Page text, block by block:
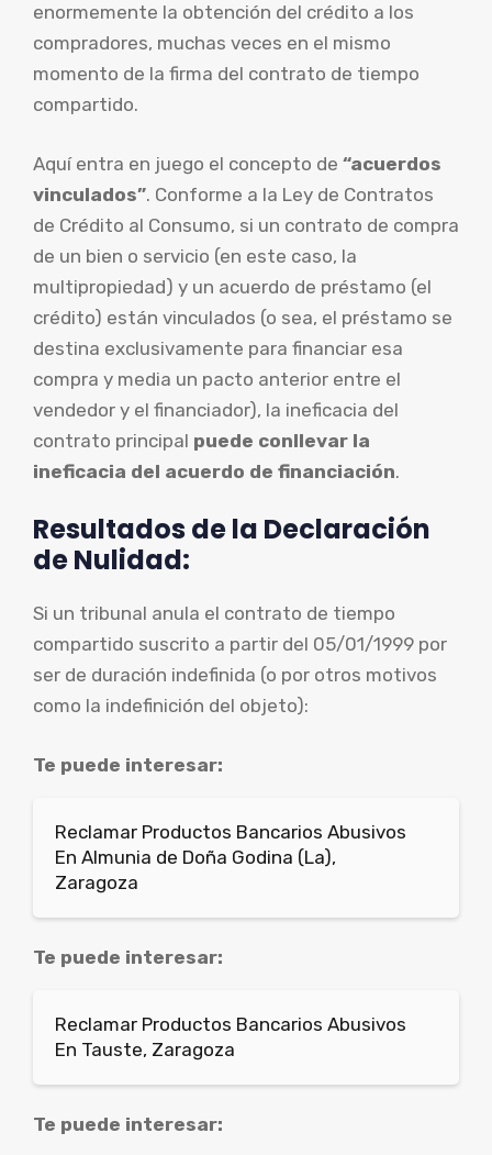
enormemente la obtención del crédito a los
compradores, muchas veces en el mismo
momento de la firma del contrato de tiempo
compartido.
Aquí entra en juego el concepto de “acuerdos
vinculados”. Conforme a la Ley de Contratos
de Crédito al Consumo, si un contrato de compra
de un bien o servicio (en este caso, la
multipropiedad) y un acuerdo de préstamo (el
crédito) están vinculados (o sea, el préstamo se
destina exclusivamente para financiar esa
compra y media un pacto anterior entre el
vendedor y el financiador), la ineficacia del
contrato principal puede conllevar la
ineficacia del acuerdo de financiación.
Resultados de la Declaración
de Nulidad:
Si un tribunal anula el contrato de tiempo
compartido suscrito a partir del 05/01/1999 por
ser de duración indefinida (o por otros motivos
como la indefinición del objeto):
Te puede interesar:
Reclamar Productos Bancarios Abusivos
En Almunia de Doña Godina (La),
Zaragoza
Te puede interesar:
Reclamar Productos Bancarios Abusivos
En Tauste, Zaragoza
Te puede interesar: